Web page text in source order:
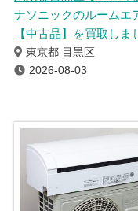
ナソニックのルームエ
【中古品】を買取しま
東京都 目黒区
2026-08-03